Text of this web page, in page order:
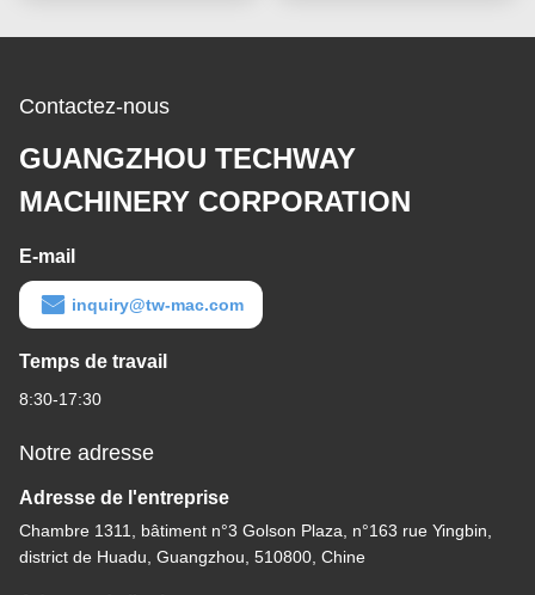
Contactez-nous
GUANGZHOU TECHWAY
MACHINERY CORPORATION
E-mail
inquiry@tw-mac.com
Temps de travail
8:30-17:30
Notre adresse
Adresse de l'entreprise
Chambre 1311, bâtiment n°3 Golson Plaza, n°163 rue Yingbin,
district de Huadu, Guangzhou, 510800, Chine